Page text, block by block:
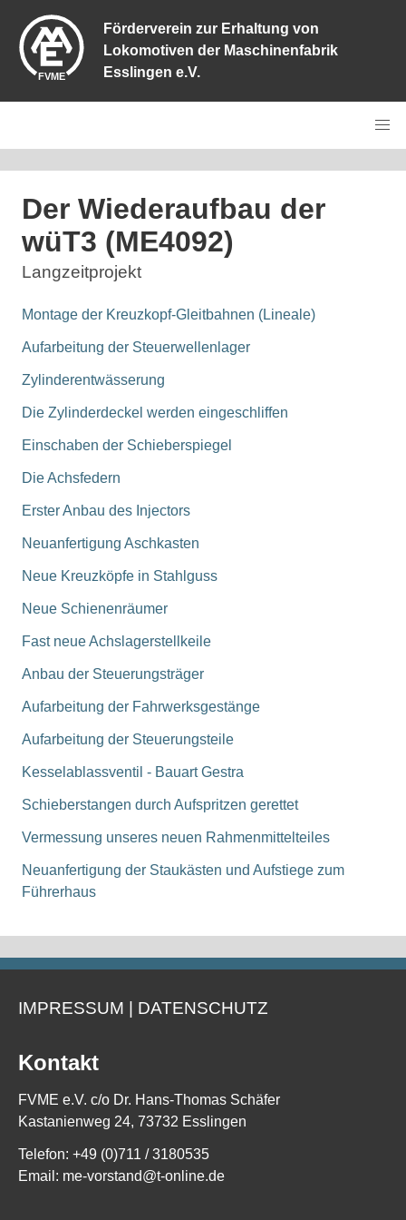
Förderverein zur Erhaltung von
Lokomotiven der Maschinenfabrik
Esslingen e.V.
Der Wiederaufbau der
wüT3 (ME4092)
Langzeitprojekt
Montage der Kreuzkopf-Gleitbahnen (Lineale)
Aufarbeitung der Steuerwellenlager
Zylinderentwässerung
Die Zylinderdeckel werden eingeschliffen
Einschaben der Schieberspiegel
Die Achsfedern
Erster Anbau des Injectors
Neuanfertigung Aschkasten
Neue Kreuzköpfe in Stahlguss
Neue Schienenräumer
Fast neue Achslagerstellkeile
Anbau der Steuerungsträger
Aufarbeitung der Fahrwerksgestänge
Aufarbeitung der Steuerungsteile
Kesselablassventil - Bauart Gestra
Schieberstangen durch Aufspritzen gerettet
Vermessung unseres neuen Rahmenmittelteiles
Neuanfertigung der Staukästen und Aufstiege zum
Führerhaus
IMPRESSUM | DATENSCHUTZ
Kontakt
FVME e.V. c/o Dr. Hans-Thomas Schäfer
Kastanienweg 24, 73732 Esslingen
Telefon: +49 (0)711 / 3180535
Email: me-vorstand@t-online.de